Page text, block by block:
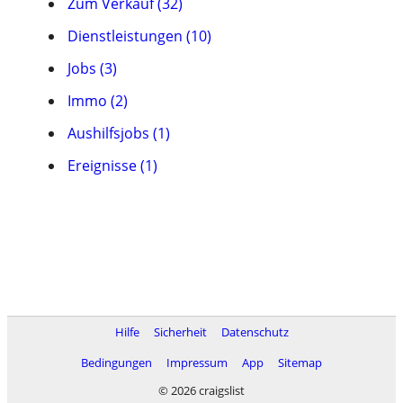
Dienstleistungen (10)
Jobs (3)
Immo (2)
Aushilfsjobs (1)
Ereignisse (1)
Hilfe Sicherheit
Datenschutz
Bedingungen
Impressum App
Sitemap
© 2026 craigslist